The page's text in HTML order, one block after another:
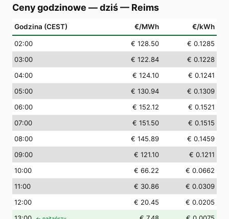
Ceny godzinowe — dziś— Reims
Godzina (CEST) €/MWh €/kWh
02:00 € 128.50
€ 0.1285
03:00 € 122.84
€ 0.1228
04:00 € 124.10
€ 0.1241
05:00 € 130.94
€ 0.1309
06:00 € 152.12
€ 0.1521
07:00 € 151.50
€ 0.1515
08:00 € 145.89
€ 0.1459
09:00 € 121.10
€ 0.1211
10:00 € 66.22
€ 0.0662
11:00 € 30.86
€ 0.0309
12:00 € 20.45
€ 0.0205